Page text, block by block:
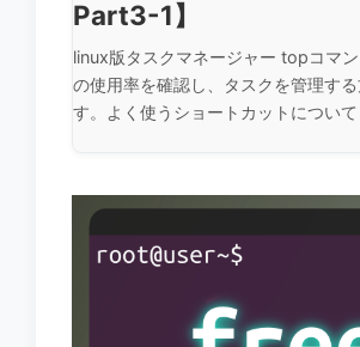
Part3-1】
linux版タスクマネージャー topコマ
の使用率を確認し、タスクを管理す
す。よく使うショートカットについて